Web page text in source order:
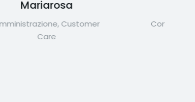
Consulente tecnico, Customer